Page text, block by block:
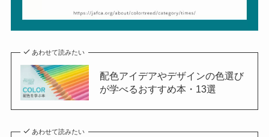
あわせて読みたい
配色アイデアやデザインの色選び
が学べるおすすめ本・13選
あわせて読みたい